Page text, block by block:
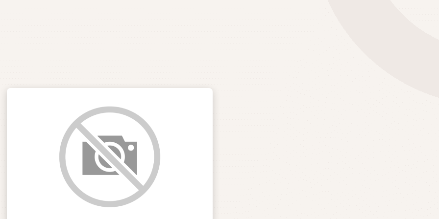
AGENDA DE
EVENTOS
CULTO AO VIVO E
PREGAÇÕES
SEJA UM
VOLUNTÁRIO